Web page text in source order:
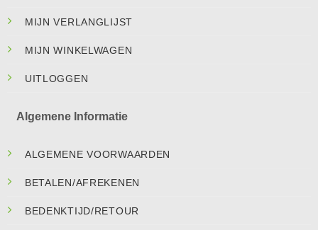
MIJN VERLANGLIJST
MIJN WINKELWAGEN
UITLOGGEN
Algemene Informatie
ALGEMENE VOORWAARDEN
BETALEN/AFREKENEN
BEDENKTIJD/RETOUR